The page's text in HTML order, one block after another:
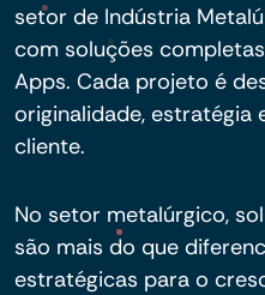
setor de Indústria
com soluções
Apps. Cada projeto é
originalidade, estratégia
cliente.
No setor metalúrgico,
são mais do que
estratégicas para o